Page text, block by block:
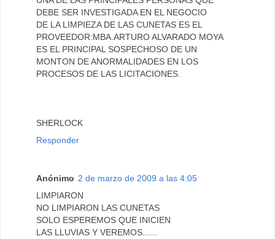
DEBE SER INVESTIGADA EN EL NEGOCIO
DE LA LIMPIEZA DE LAS CUNETAS ES EL
PROVEEDOR:MBA.ARTURO ALVARADO MOYA
ES EL PRINCIPAL SOSPECHOSO DE UN
MONTON DE ANORMALIDADES EN LOS
PROCESOS DE LAS LICITACIONES.
SHERLOCK
Responder
Anónimo 2 de marzo de 2009 a las 4:05
LIMPIARON
NO LIMPIARON LAS CUNETAS
SOLO ESPEREMOS QUE INICIEN
LAS LLUVIAS Y VEREMOS......